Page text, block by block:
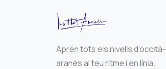
Aprén tots els nivells d’occità-
aranès al teu ritme i en línia.